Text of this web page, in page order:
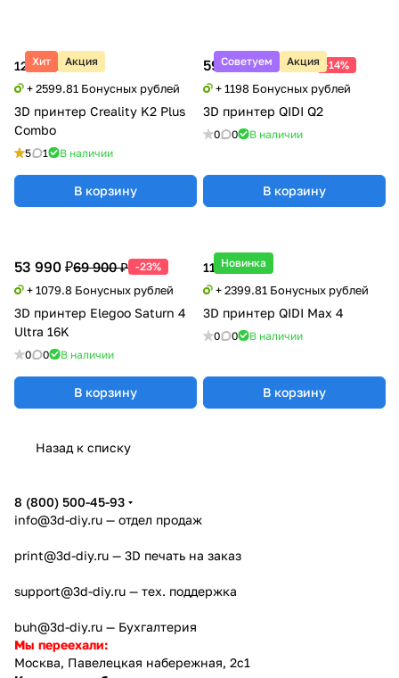
Хит Акция
129 990 ₽
+ 2599.81 Бонусных рублей
3D принтер Creality K2 Plus
Combo
5 1 В наличии
В корзину
Советуем Акция
59 900 ₽69 900 ₽ -14%
+ 1198 Бонусных рублей
3D принтер QIDI Q2
0 0 В наличии
В корзину
53 990 ₽69 900 ₽ -23%
+ 1079.8 Бонусных рублей
3D принтер Elegoo Saturn 4
Ultra 16K
0 0 В наличии
В корзину
Новинка
119 990 ₽
+ 2399.81 Бонусных рублей
3D принтер QIDI Max 4
0 0 В наличии
В корзину
Назад к списку
8 (800) 500-45-93
info@3d-diy.ru — отдел продаж
print@3d-diy.ru — 3D печать на заказ
support@3d-diy.ru — тех. поддержка
buh@3d-diy.ru — Бухгалтерия
Мы переехали:
Москва, Павелецкая набережная, 2с1